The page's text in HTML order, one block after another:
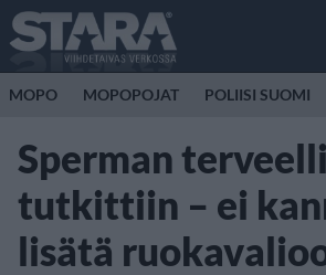
MOPO MOPOPOJAT POLIISI SUOMI
Sperman
tutkittiin – ei
lisätä